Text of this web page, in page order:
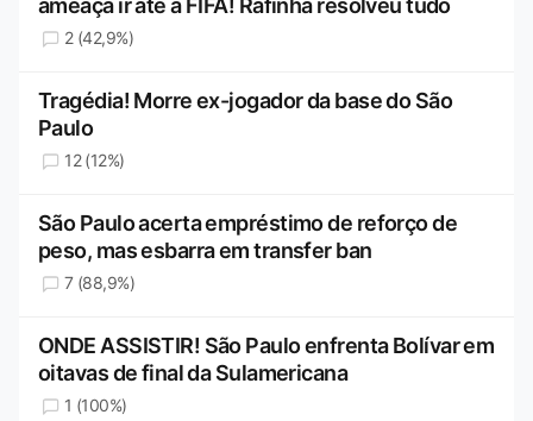
ameaça ir até a FIFA! Rafinha resolveu tudo
2 (42,9%)
Tragédia! Morre ex-jogador da base do São
Paulo
12 (12%)
São Paulo acerta empréstimo de reforço de
peso, mas esbarra em transfer ban
7 (88,9%)
ONDE ASSISTIR! São Paulo enfrenta Bolívar em
oitavas de final da Sulamericana
1 (100%)